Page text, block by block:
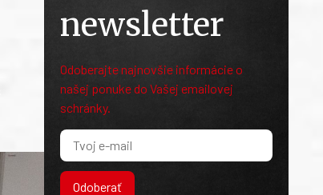
newsletter
Odoberajte najnovšie informácie o
našej ponuke do Vašej emailovej
schránky.
Odoberať